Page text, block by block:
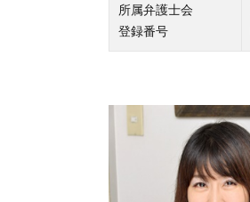
所属弁護士会
登録番号